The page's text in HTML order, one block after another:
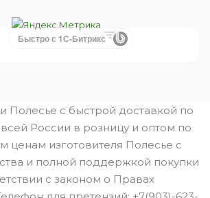
Быстро с 1С-Битрикс
Полесье с быстрой доставкой по
России в розницу и оптом по
ценам изготовителя Полесье с
и полной поддержкой покупки
с законом о Правах